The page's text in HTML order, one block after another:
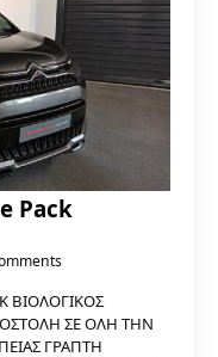
Pack
ΒΙΟΛΟΓΙΚΟΣ
ΣΕ ΟΛΗ ΤΗΝ
ΓΡΑΠΤΗ